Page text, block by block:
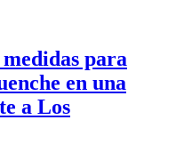
para
en una
a Los